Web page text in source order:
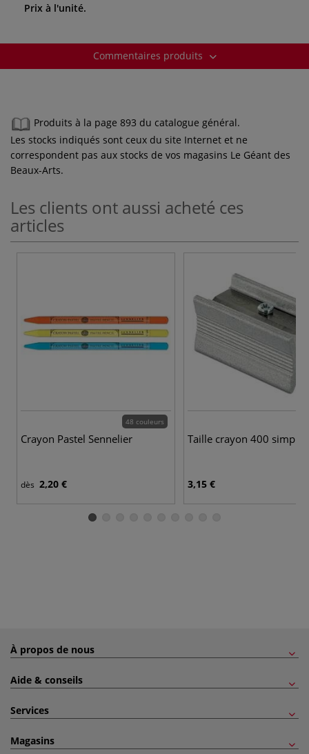
Prix à l'unité.
Commentaires produits
Produits à la page 893 du catalogue général.
Les stocks indiqués sont ceux du site Internet et ne
correspondent pas aux stocks de vos magasins Le Géant des
Beaux-Arts.
Les clients ont aussi acheté ces
articles
48 couleurs
Crayon Pastel Sennelier
dès 2,20 €
Taille crayon 400 simple
3,15 €
À propos de nous
Aide & conseils
Services
Magasins